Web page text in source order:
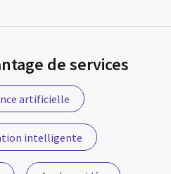
de services
artificielle
intelligente